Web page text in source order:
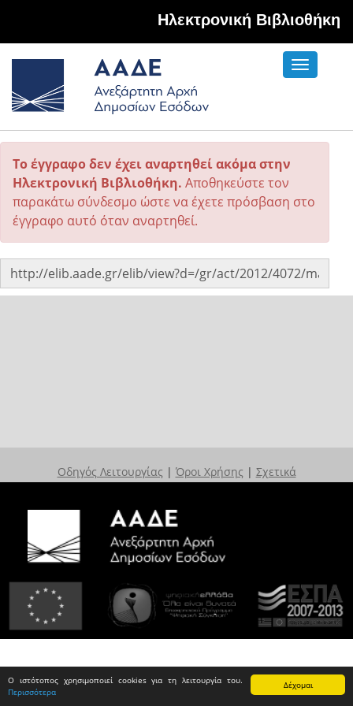
Δέχομαι
Ο ιστότοπος χρησιμοποιεί cookies για τη λειτουργία του.
Περισσότερα
Hλεκτρονική Βιβλιοθήκη
Toggle
Το έγγραφο δεν έχει αναρτηθεί ακόμα στην
Ηλεκτρονική Βιβλιοθήκη. Αποθηκεύστε τον
παρακάτω σύνδεσμο ώστε να έχετε πρόσβαση στο
έγγραφο αυτό όταν αναρτηθεί.
Οδηγός Λειτουργίας | Όροι Χρήσης | Σχετικά